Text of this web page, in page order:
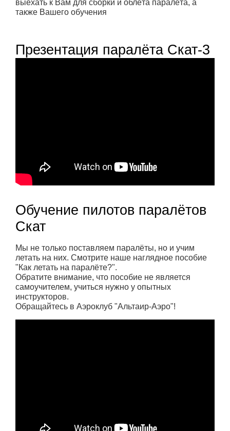
выехать к Вам для сборки и облёта паралёта, а
также Вашего обучения
Презентация паралёта Скат-3
Обучение пилотов паралётов
Скат
Мы не только поставляем паралёты, но и учим
летать на них. Смотрите наше наглядное пособие
"Как летать на паралёте?".
Обратите внимание, что пособие не является
самоучителем, учиться нужно у опытных
инструкторов.
Обращайтесь в Аэроклуб "Альтаир-Аэро"!